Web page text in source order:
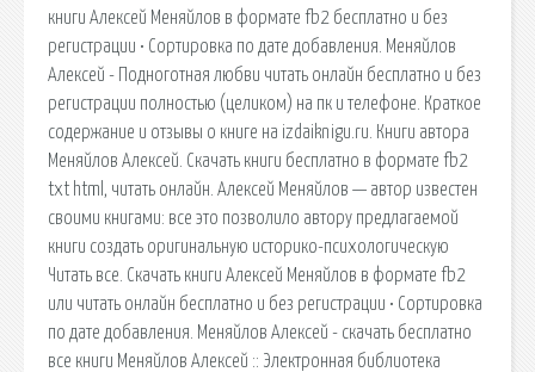
книги Алексей Меняйлов в формате fb2 бесплатно и без
регистрации • Сортировка по дате добавления. Меняйлов
Алексей - Подноготная любви читать онлайн бесплатно и без
регистрации полностью (целиком) на пк и телефоне. Краткое
содержание и отзывы о книге на izdaiknigu.ru. Книги автора
Меняйлов Алексей. Скачать книги бесплатно в формате fb2
txt html, читать онлайн. Алексей Меняйлов — автор известен
своими книгами: все это позволило автору предлагаемой
книги создать оригинальную историко-психологическую
Читать все. Скачать книги Алексей Меняйлов в формате fb2
или читать онлайн бесплатно и без регистрации • Сортировка
по дате добавления. Меняйлов Алексей - скачать бесплатно
все книги Меняйлов Алексей :: Электронная библиотека